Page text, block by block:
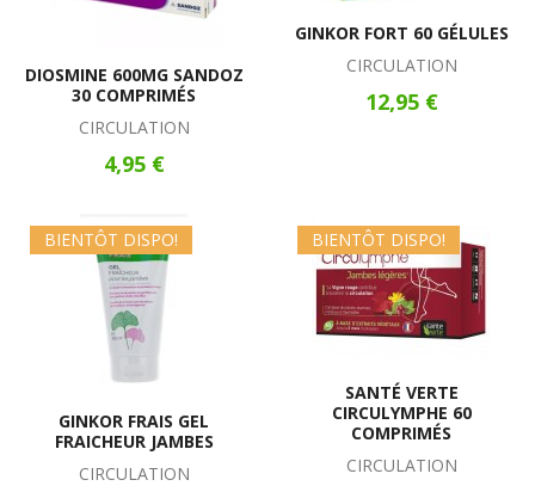
DIOSMINE 600MG SANDOZ
30 COMPRIMÉS
CIRCULATION
4,95 €
GINKOR FORT 60 GÉLULES
CIRCULATION
12,95 €
BIENTÔT DISPO!
GINKOR FRAIS GEL
FRAICHEUR JAMBES
CIRCULATION
BIENTÔT DISPO!
SANTÉ VERTE
CIRCULYMPHE 60
COMPRIMÉS
CIRCULATION